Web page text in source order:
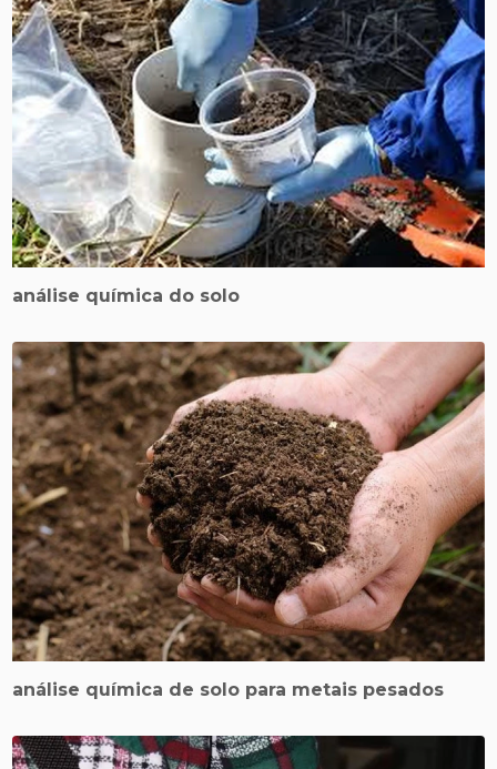
análise química do solo
análise química de solo para metais pesados